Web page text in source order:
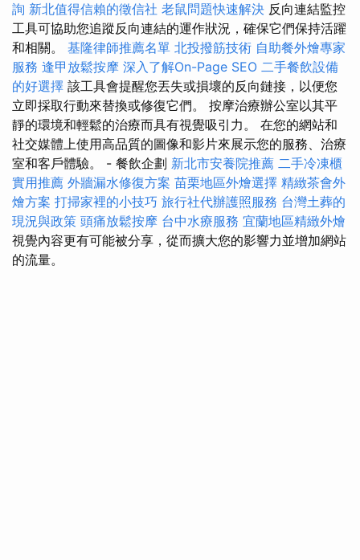
詢 新北值得信賴的徵信社 老鼠問題快速解決 反向連結監控
工具可協助您追蹤反向連結的運作狀況，確保它們保持活躍
和相關。 基隆律師推薦名單 北投撥筋技術 自助餐外燴專家
服務 逢甲放鬆按摩 深入了解On-Page SEO 二手餐飲設備
的好選擇 該工具會提醒您丟失或損壞的反向鏈接，以便您
立即採取行動來替換或修復它們。 按摩治療辦公室以其平
靜的環境和輕鬆的治療而具有視覺吸引力。 在您的網站和
社交媒體上使用高品質的圖像和影片來展示您的服務、治療
室和客戶體驗。 - 餐飲企劃 新北市安養院推薦 二手冷凍櫃
實用推薦 外牆漏水修復方案 苗栗地區外燴選擇 精緻茶會外
燴方案 打掃家裡的小技巧 旅行社代辦護照服務 台灣土葬的
現況與政策 頭痛放鬆按摩 台中水療服務 宜蘭地區精緻外燴
視覺內容更有可能被分享，從而擴大您的影響力並增加網站
的流量。